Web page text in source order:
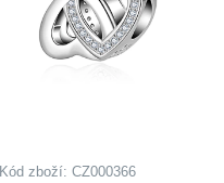
Kód zboží: CZ000366